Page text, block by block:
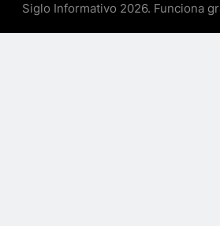
Siglo Informativo 2026. Funciona